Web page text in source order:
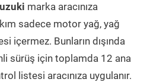
marka aracınıza
sadece motor yağ, yağ
içermez. Bunların dışında
sürüş için toplamda 12 ana
listesi aracınıza uygulanır.